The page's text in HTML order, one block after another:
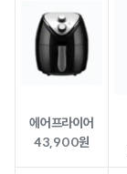
에어프라이어
43,900원